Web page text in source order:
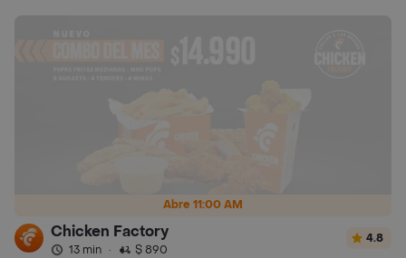
Abre 11:00 AM
Chicken Factory
13 min · $ 890
4.8